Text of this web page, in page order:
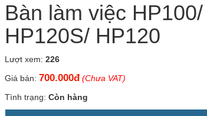
Bàn làm việc HP100/
HP120S/ HP120
Lượt xem:226
Giá bán:700.000đ (Chưa VAT)
Tình trạng:Còn hàng